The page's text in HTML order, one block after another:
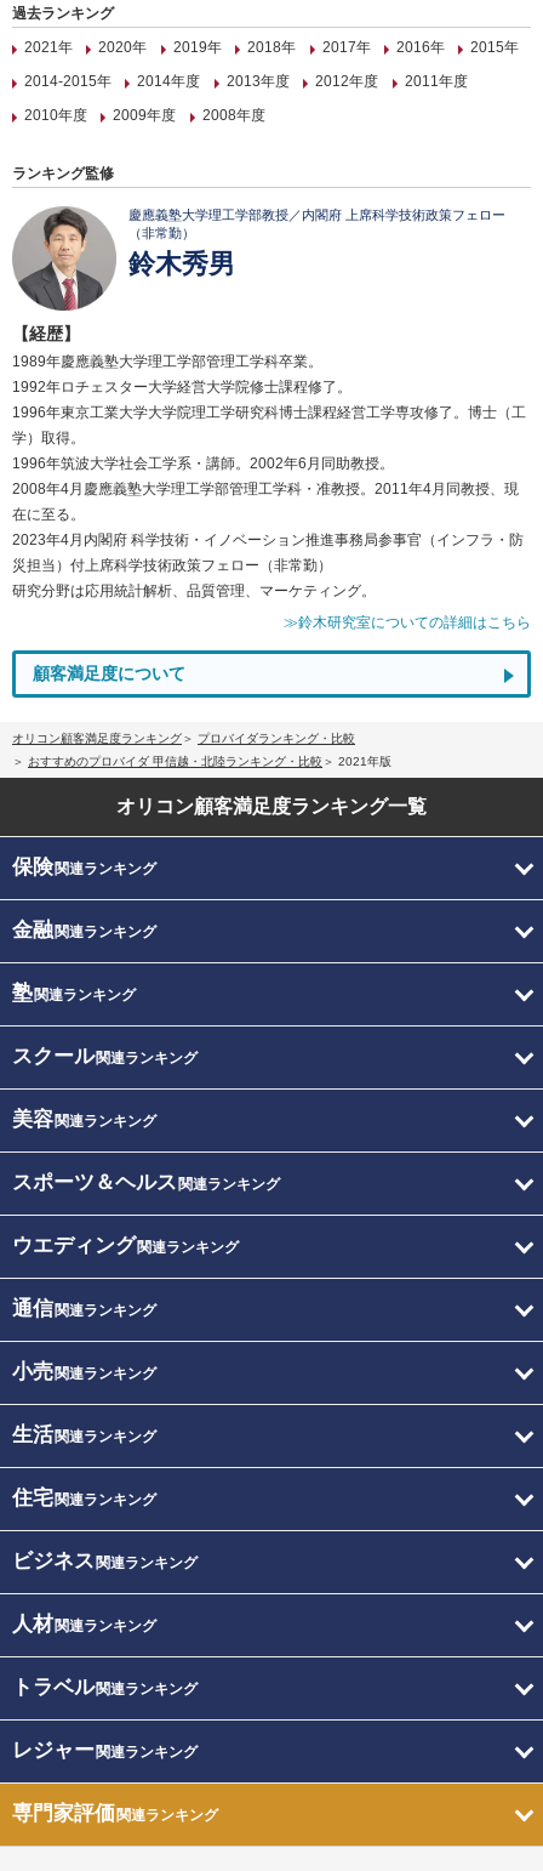
過去ランキング
2021年
2020年 2019年 2018年 2017年 2016年
2015年
2014-2015年
2014年度 2013年度 2012年度
2011年度
2010年度
2009年度 2008年度
ランキング監修
慶應義塾大学理工学部教授／内閣府 上席科学技術政策フェロー
（非常勤）
鈴木秀男
【経歴】
1989年慶應義塾大学理工学部管理工学科卒業。
1992年ロチェスター大学経営大学院修士課程修了。
1996年東京工業大学大学院理工学研究科博士課程経営工学専攻修了。博士（工
学）取得。
1996年筑波大学社会工学系・講師。2002年6月同助教授。
2008年4月慶應義塾大学理工学部管理工学科・准教授。2011年4月同教授、現
在に至る。
2023年4月内閣府 科学技術・イノベーション推進事務局参事官（インフラ・防
災担当）付上席科学技術政策フェロー（非常勤）
研究分野は応用統計解析、品質管理、マーケティング。
≫鈴木研究室についての詳細はこちら
顧客満足度について
オリコン顧客満足度ランキング
プロバイダランキング・比較
おすすめのプロバイダ 甲信越・北陸ランキング・比較
2021年版
オリコン顧客満足度ランキング一覧
保険関連ランキング
金融関連ランキング
塾関連ランキング
スクール関連ランキング
美容関連ランキング
スポーツ＆ヘルス 関連ランキング
ウエディング関連ランキング
通信関連ランキング
小売関連ランキング
生活関連ランキング
住宅関連ランキング
ビジネス 関連ランキング
人材関連ランキング
トラベル関連ランキング
レジャー関連ランキング
専門家評価関連ランキング